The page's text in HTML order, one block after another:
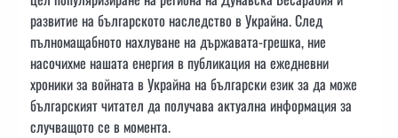
развитие на българското наследство в Украйна. След
пълномащабното нахлуване на държавата-грешка, ние
насочихме нашата енергия в публикация на ежедневни
хроники за войната в Украйна на български език за да може
българският читател да получава актуална информация за
случващото се в момента.